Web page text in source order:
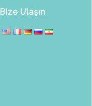
Bize Ulaşın